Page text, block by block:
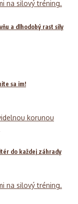
a dlhodobý rast sily
sa im!
do každej záhrady